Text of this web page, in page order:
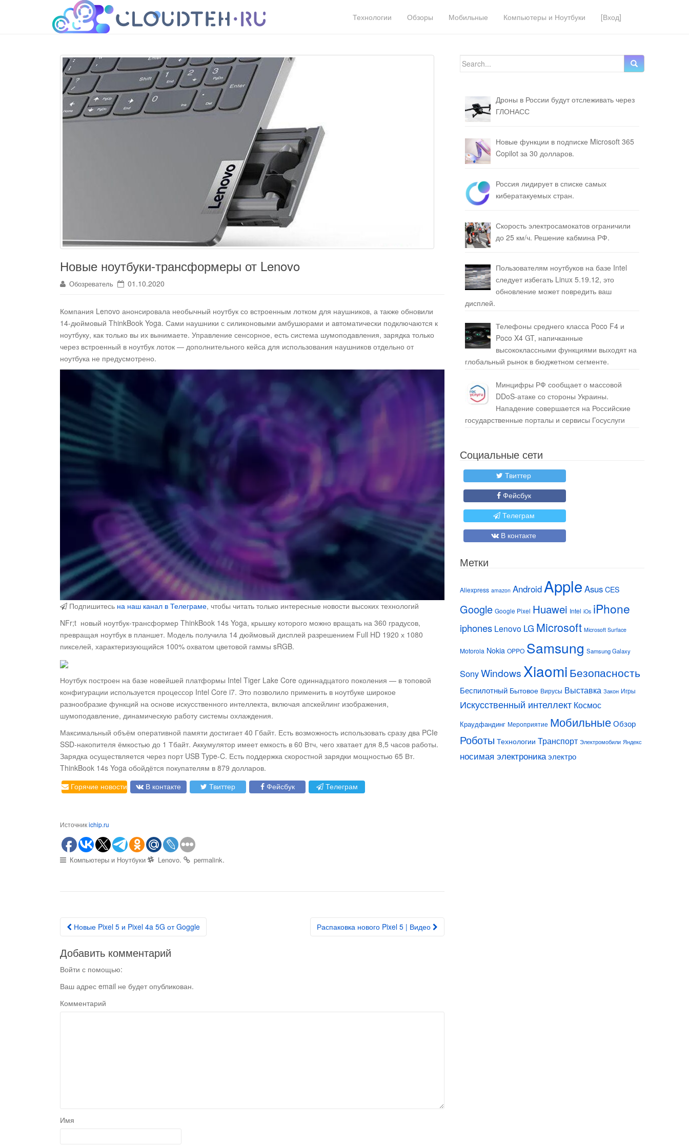
Облако технологий
cloudteh.ru
Технологии
Обзоры Мобильные Компьютеры и Ноутбуки [Вход]
Новые ноутбуки-трансформеры от Lenovo
Обозреватель 01.10.2020
Компания Lenovo анонсировала необычный ноутбук со встроенным лотком для наушников, а также обновили
14-дюймовый ThinkBook Yoga. Сами наушники с силиконовыми амбушюрами и автоматически подключаются к
ноутбуку, как только вы их вынимаете. Управление сенсорное, есть система шумоподавления, зарядка только
через встроенный в ноутбук лоток — дополнительного кейса для использования наушников отдельно от
ноутбука не предусмотрено.
Подпишитесь на наш канал в Телеграме, чтобы читать только интересные новости высоких технологий
NFr;t новый ноутбук-трансформер ThinkBook 14s Yoga, крышку которого можно вращать на 360 градусов,
превращая ноутбук в планшет. Модель получила 14 дюймовый дисплей разрешением Full HD 1920 х 1080
пикселей, характеризующийся 100% охватом цветовой гаммы sRGB.
Ноутбук построен на базе новейшей платформы Intel Tiger Lake Core одиннадцатого поколения — в топовой
конфигурации используется процессор Intel Core i7. Это позволило применить в ноутбуке широкое
разнообразие функций на основе искусственного интеллекта, включая апскейлинг изображения,
шумоподавление, динамическую работу системы охлаждения.
Максимальный объём оперативной памяти достигает 40 Гбайт. Есть возможность использовать сразу два PCIe
SSD-накопителя ёмкостью до 1 Тбайт. Аккумулятор имеет емкость в 60 Втч, чего хватает для 8,5 часов работы.
Зарядка осуществляется через порт USB Type-C. Есть поддержка скоростной зарядки мощностью 65 Вт.
ThinkBook 14s Yoga обойдётся покупателям в 879 долларов.
Горячие новости
В контакте Твиттер Фейсбук Телеграм
Источникichip.ru
Компьютеры и Ноутбуки Lenovo. permalink.
Post navigation
Новые Pixel 5 и Pixel 4a 5G от Goggle Распаковка нового Pixel 5 | Видео
Добавить комментарий
Войти с помощью:
Ваш адрес email не будет опубликован.
Комментарий
Имя
Search for:
Дроны в России будут отслеживать через
ГЛОНАСС
Новые функции в подписке Microsoft 365
Copilot за 30 долларов.
Россия лидирует в списке самых
кибератакуемых стран.
Скорость электросамокатов ограничили
до 25 км/ч. Решение кабмина РФ.
Пользователям ноутбуков на базе Intel
следует избегать Linux 5.19.12, это
обновление может повредить ваш
дисплей.
Телефоны среднего класса Poco F4 и
Poco X4 GT, напичканные
высококлассными функциями выходят на
глобальный рынок в бюджетном сегменте.
Минцифры РФ сообщает о массовой
DDoS-атаке со стороны Украины.
Нападение совершается на Российские
государственные порталы и сервисы Госуслуги
Социальные сети
Твиттер
Фейсбук
Телеграм
В контакте
Метки
Aliexpress amazon Android Apple Asus CES
Google Google Pixel Huawei Intel iOs iPhone
iphones Lenovo LG Microsoft Microsoft Surface
Motorola Nokia OPPO Samsung Samsung Galaxy
SonyWindowsXiaomi Безопасность
Беспилотный Бытовое Вирусы Выставка Закон Игры
Искусственный интеллект Космос
Краудфандинг Мероприятие МобильныеОбзор
Роботы Технологии Транспорт Электромобили Яндекс
носимая электроникаэлектро